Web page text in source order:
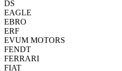
DS
EAGLE
EBRO
ERF
EVUM MOTORS
FENDT
FERRARI
FIAT